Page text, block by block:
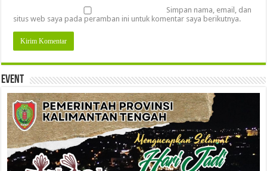
Simpan nama, email, dan
situs web saya pada peramban ini untuk komentar saya berikutnya.
Event